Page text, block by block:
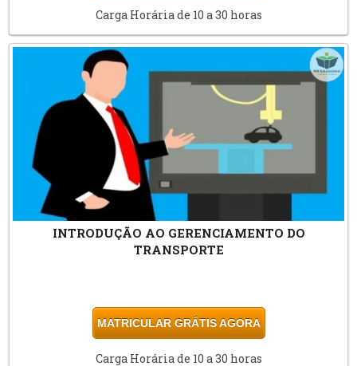
Carga Horária de 10 a 30 horas
INTRODUÇÃO AO GERENCIAMENTO DO
TRANSPORTE
MATRICULAR GRÁTIS AGORA
Carga Horária de 10 a 30 horas